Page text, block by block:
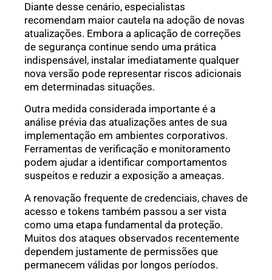
Diante desse cenário, especialistas
recomendam maior cautela na adoção de novas
atualizações. Embora a aplicação de correções
de segurança continue sendo uma prática
indispensável, instalar imediatamente qualquer
nova versão pode representar riscos adicionais
em determinadas situações.
Outra medida considerada importante é a
análise prévia das atualizações antes de sua
implementação em ambientes corporativos.
Ferramentas de verificação e monitoramento
podem ajudar a identificar comportamentos
suspeitos e reduzir a exposição a ameaças.
A renovação frequente de credenciais, chaves de
acesso e tokens também passou a ser vista
como uma etapa fundamental da proteção.
Muitos dos ataques observados recentemente
dependem justamente de permissões que
permanecem válidas por longos períodos.